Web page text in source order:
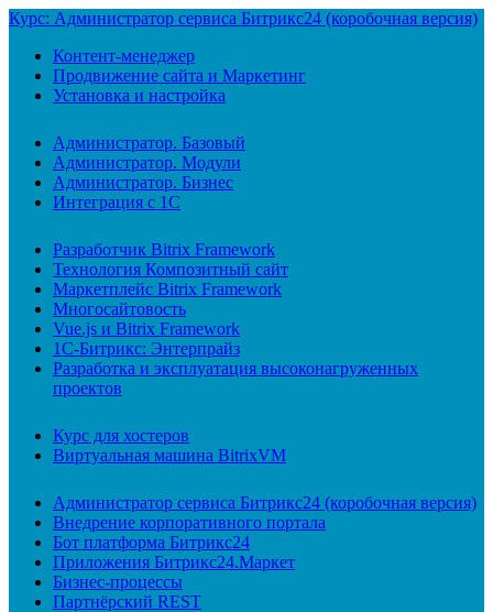
Курс: Администратор сервиса Битрикс24 (коробочная версия)
Контент-менеджер
Продвижение сайта и Маркетинг
Установка и настройка
Администратор. Базовый
Администратор. Модули
Администратор. Бизнес
Интеграция с 1С
Разработчик Bitrix Framework
Технология Композитный сайт
Маркетплейс Bitrix Framework
Многосайтовость
Vue.js и Bitrix Framework
1С-Битрикс: Энтерпрайз
Разработка и эксплуатация высоконагруженных
проектов
Курс для хостеров
Виртуальная машина BitrixVM
Администратор сервиса Битрикс24 (коробочная версия)
Внедрение корпоративного портала
Бот платформа Битрикс24
Приложения Битрикс24.Маркет
Бизнес-процессы
Партнёрский REST